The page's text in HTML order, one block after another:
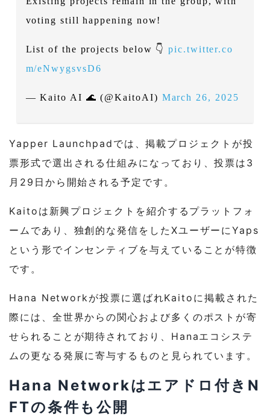
voting still happening now!
List of the projects below 👇pic.twitter.co
m/eNwygsvsD6
— Kaito AI 🌊 (@KaitoAI) March 26, 2025
Yapper Launchpadでは、掲載プロジェクトが投
票形式で選出される仕組みになっており、投票は3
月29日から開始される予定です。
Kaitoは新興プロジェクトを紹介するプラットフォ
ームであり、独創的な発信をしたXユーザーにYaps
という形でインセンティブを与えていることが特徴
です。
Hana Networkが投票に選ばれKaitoに掲載された
際には、全世界からの関心および多くのポストが寄
せられることが期待されており、Hanaエコシステ
ムの更なる発展に寄与するものと見られています。
Hana Networkはエアドロ付きN
FTの条件も公開